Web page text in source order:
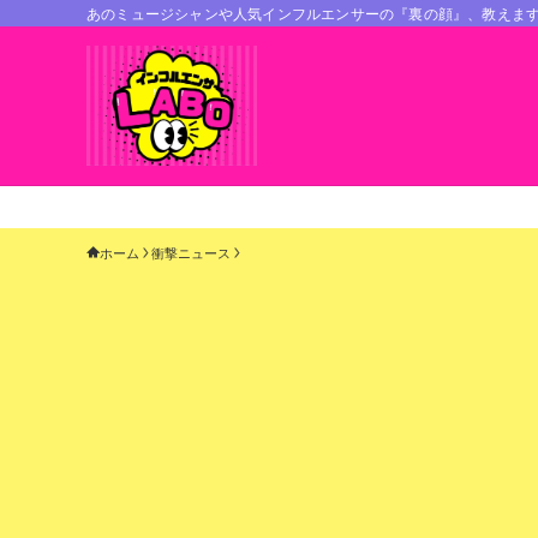
あのミュージシャンや人気インフルエンサーの『裏の顔』、教えます
ホーム 衝撃ニュース